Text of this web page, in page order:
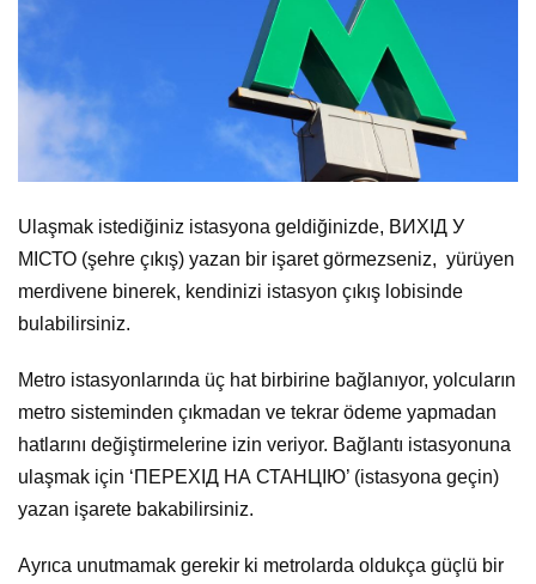
Ulaşmak istediğiniz istasyona geldiğinizde, ВИХІД У
МІСТО (şehre çıkış) yazan bir işaret görmezseniz, yürüyen
merdivene binerek, kendinizi istasyon çıkış lobisinde
bulabilirsiniz.
Metro istasyonlarında üç hat birbirine bağlanıyor, yolcuların
metro sisteminden çıkmadan ve tekrar ödeme yapmadan
hatlarını değiştirmelerine izin veriyor. Bağlantı istasyonuna
ulaşmak için ‘ПЕРЕХІД НА СТАНЦІЮ’ (istasyona geçin)
yazan işarete bakabilirsiniz.
Ayrıca unutmamak gerekir ki metrolarda oldukça güçlü bir